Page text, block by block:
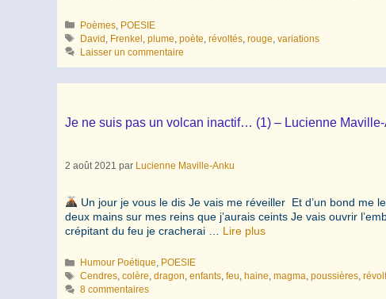
Catégories
Poèmes POESIE
Étiquettes
David Frenkel ,plume ,poète ,révoltés ,rouge ,variations
Laisser un commentaire
Je ne suis pas un volcan inactif… (1) – Lucienne
2 août 2021 par Lucienne Maville-Anku
Un jour je vous le dis Je vais me réveiller Et d’un bond
deux mains sur mes reins que j’aurais ceints Je vais ouvrir
crépitant du feu je cracherai … Lire plus
Catégories
Humour Poétique, POESIE
Étiquettes
Cendres,colère,dragon,enfants,feu, haine,magma,poussières,
8 commentaires